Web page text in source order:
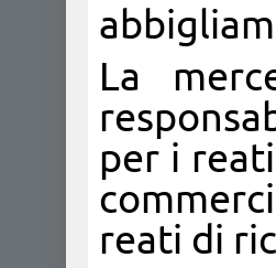
La
per i
reati di